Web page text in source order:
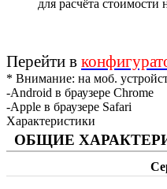
для расчёта стоимости
Перейти в
* Внимание: на моб.
-Android в браузере Chrome
-Apple в браузере Safari
Характеристики
ОБЩИЕ